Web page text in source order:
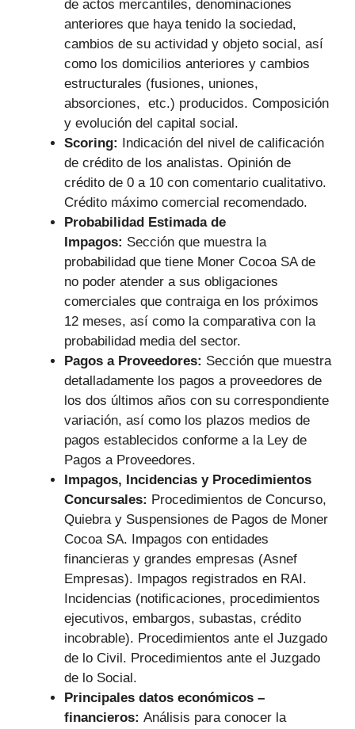
de actos mercantiles, denominaciones
anteriores que haya tenido la sociedad,
cambios de su actividad y objeto social, así
como los domicilios anteriores y cambios
estructurales (fusiones, uniones,
absorciones, etc.) producidos. Composición
y evolución del capital social.
Scoring: Indicación del nivel de calificación
de crédito de los analistas. Opinión de
crédito de 0 a 10 con comentario cualitativo.
Crédito máximo comercial recomendado.
Probabilidad Estimada de
Impagos: Sección que muestra la
probabilidad que tiene Moner Cocoa SA de
no poder atender a sus obligaciones
comerciales que contraiga en los próximos
12 meses, así como la comparativa con la
probabilidad media del sector.
Pagos a Proveedores: Sección que muestra
detalladamente los pagos a proveedores de
los dos últimos años con su correspondiente
variación, así como los plazos medios de
pagos establecidos conforme a la Ley de
Pagos a Proveedores.
Impagos, Incidencias y Procedimientos
Concursales: Procedimientos de Concurso,
Quiebra y Suspensiones de Pagos de Moner
Cocoa SA. Impagos con entidades
financieras y grandes empresas (Asnef
Empresas). Impagos registrados en RAI.
Incidencias (notificaciones, procedimientos
ejecutivos, embargos, subastas, crédito
incobrable). Procedimientos ante el Juzgado
de lo Civil. Procedimientos ante el Juzgado
de lo Social.
Principales datos económicos –
financieros: Análisis para conocer la